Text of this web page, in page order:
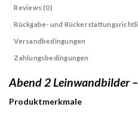
Reviews (0)
Rückgabe- und
Versandbedingungen
Zahlungsbedingungen
Abend 2 Leinwandbilder
Produktmerkmale